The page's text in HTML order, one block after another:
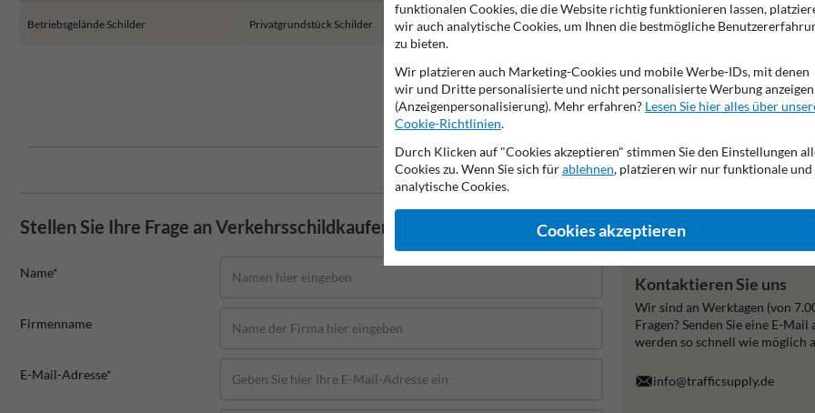
Betriebsgelände Schilder Privatgrundstück Schilder Spielplatzschilder Schilder mit eigenem
2 Jahre Werksgarantie Nachhaltige Produktion Made in
Stellen Sie Ihre Frage an Verkehrsschildkaufen.de
Name*
Firmenname
E-Mail-Adresse*
Kontaktieren Sie uns
Wir sind an Werktagen (von
Fragen? Senden Sie eine E-Mail
werden so schnell wie möglich
info@trafficsupply.de
funktionalen Cookies, die die Website richtig funktionieren lassen,
wir auch analytische Cookies, um Ihnen die bestmögliche
zu bieten.
Wir platzieren auch Marketing-Cookies und mobile Werbe-IDs, mit denen
wir und Dritte personalisierte und nicht personalisierte Werbung anzeigen
(Anzeigenpersonalisierung). Mehr erfahren? Lesen Sie hier alles über
Cookie-Richtlinien.
Durch Klicken auf "Cookies akzeptieren" stimmen Sie den Einstellungen
Cookies zu. Wenn Sie sich fürablehnen, platzieren wir nur funktionale und
analytische Cookies.
Cookies akzeptieren